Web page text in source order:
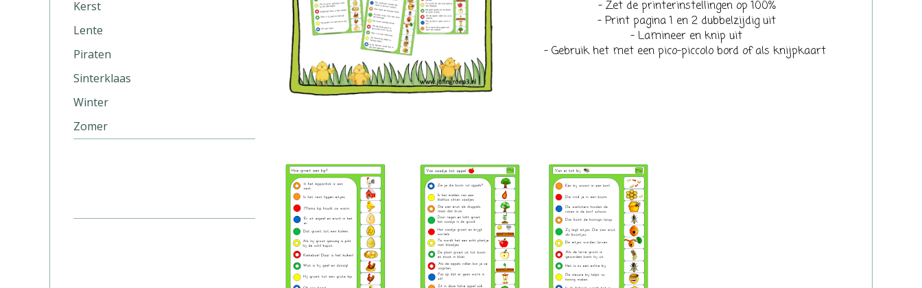
- Zet de printerinstellingen op 100%
- Print pagina 1 en 2 dubbelzijdig uit
- Lamineer en knip uit
- Gebruik het met een pico-piccolo bord of als knijpkaart
Kerst
Lente
Piraten
Sinterklaas
Winter
Zomer